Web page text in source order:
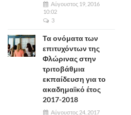
Αύγουστος 19, 2016
10:02
3
Τα ονόματα των
επιτυχόντων της
Φλώρινας στην
τριτοβάθμια
εκπαίδευση για το
ακαδημαϊκό έτος
2017-2018
Αύγουστος 24, 2017